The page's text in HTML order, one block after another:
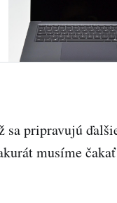
sa pripravujú
musíme